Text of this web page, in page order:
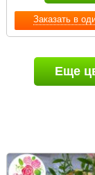
Заказать в
Еще